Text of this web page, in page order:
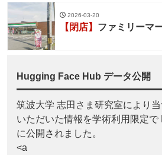
2026-03-20
【閉店】 ファミリーマ
Hugging Face Hub データ公開
筑波大学 志田さま研究室により
いただいた情報を学術利用限定
に公開されました。
<a